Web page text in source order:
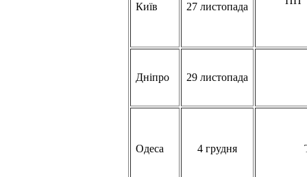
Київ 27 листопада
Дніпро 29 листопада
Одеса 4 грудня